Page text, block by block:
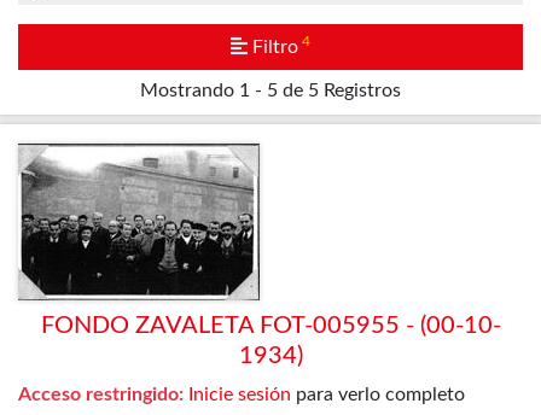
Mostrando 1 - 5 de 5 Registros
Filtro 4
FONDO ZAVALETA FOT-005955 - (00-10-
1934)
Acceso restringido: Inicie sesión para verlo completo